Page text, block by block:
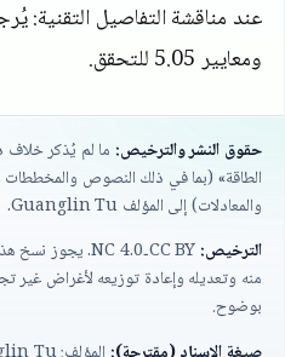
عند مناقشة التفاصيل التقنية:
ومعايير 5.05 للتحقق.
حقوق النشر والترخيص: ما لم يُذكر
الطاقة» (بما في ذلك النصوص والمخططات
والمعادلات) إلى المؤلف Guanglin Tu
.
الترخيص: CC BY
‑
NC 4.0. يجوز نسخ
منه وتعديله وإعادة توزيعه لأغراض غير
بوضوح.